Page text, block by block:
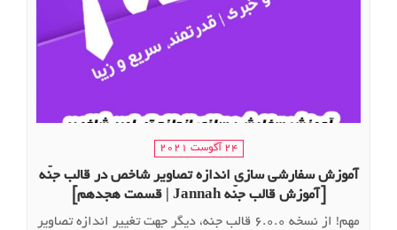
24 آگوست 2021
آموزش سفارشی سازی اندازه تصاویر شاخص در قالب جنّه
[آموزش قالب جنّه Jannah | قسمت هجدهم]
مهم! از نسخه 6.0.0 قالب جنه، دیگر جهت تغییر اندازه تصاویر